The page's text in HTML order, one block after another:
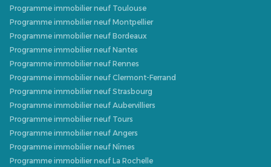
Programme immobilier neuf Toulouse
Programme immobilier neuf Montpellier
Programme immobilier neuf Bordeaux
Programme immobilier neuf Nantes
Programme immobilier neuf Rennes
Programme immobilier neuf Clermont-Ferrand
Programme immobilier neuf Strasbourg
Programme immobilier neuf Aubervilliers
Programme immobilier neuf Tours
Programme immobilier neuf Angers
Programme immobilier neuf Nîmes
Programme immobilier neuf La Rochelle